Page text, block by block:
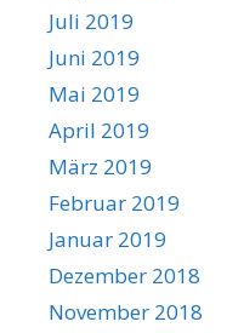
Juli 2019
Juni 2019
Mai 2019
April 2019
März 2019
Februar 2019
Januar 2019
Dezember 2018
November 2018